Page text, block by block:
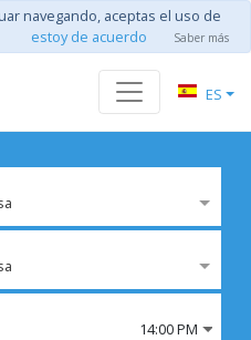
navegando, aceptas el uso de
estoy de acuerdo Saber más
ES
14:00 PM